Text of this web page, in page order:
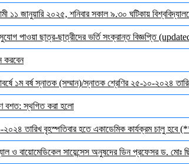
জানুয়ারি ২০২৫, শনিবার সকাল ৯.৩০ ঘটিকায়
পাওয়া ছাত্র-ছাত্রীদের ভর্তি সংক্রান্ত বিজ্ঞপ্তি
করবেন
১ম বর্ষ স্নাতক (সম্মান)/স্নাতক শ্রেণির ২৫-১০-২০২৪
বশত: স্থগিত করা হলো
তারিখ বৃহস্পতিবার হতে একাডেমিক কার্যক্রম চালু
ও বায়োমেডিকেল সায়েন্সেস অনুষদের ডিন প্রফেসর ড. মোঃ